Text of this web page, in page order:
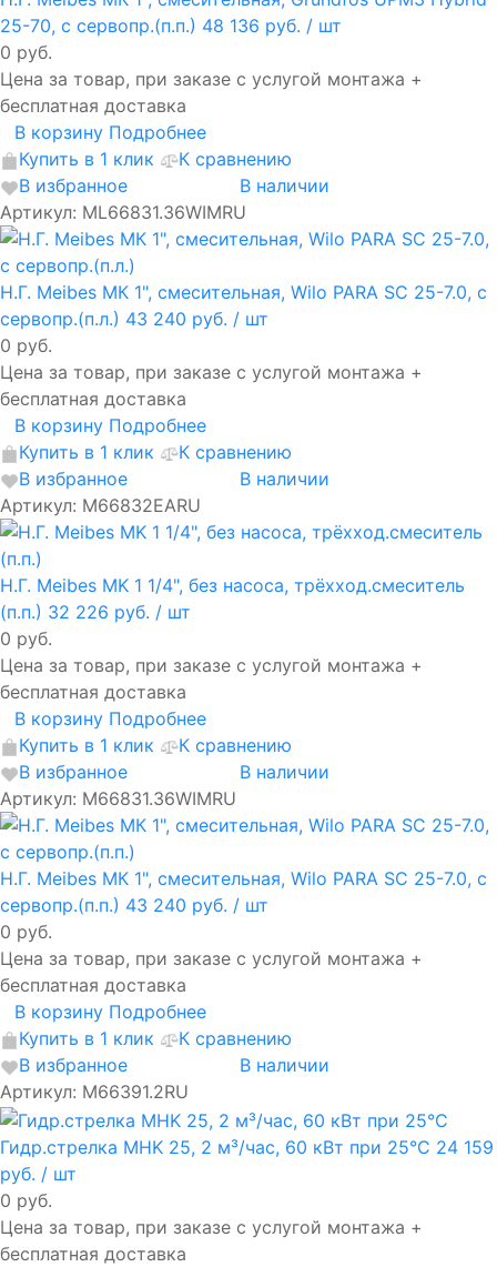
25-70, с сервопр.(п.п.) 48 136 руб. / шт
0 руб.
Цена за товар, при заказе с услугой монтажа +
бесплатная доставка
В корзину Подробнее
Купить в 1 клик
К сравнению
В избранное
В наличии
Артикул: ML66831.36WIMRU
Н.Г. Meibes МК 1", смесительная, Wilo PARA SC 25-7.0, с
сервопр.(п.л.) 43 240 руб. / шт
0 руб.
Цена за товар, при заказе с услугой монтажа +
бесплатная доставка
В корзину Подробнее
Купить в 1 клик
К сравнению
В избранное
В наличии
Артикул: М66832ЕАRU
Н.Г. Meibes MK 1 1/4", без насоса, трёхход.смеситель
(п.п.) 32 226 руб. / шт
0 руб.
Цена за товар, при заказе с услугой монтажа +
бесплатная доставка
В корзину Подробнее
Купить в 1 клик
К сравнению
В избранное
В наличии
Артикул: M66831.36WIMRU
Н.Г. Meibes МК 1", смесительная, Wilo PARA SC 25-7.0, с
сервопр.(п.п.) 43 240 руб. / шт
0 руб.
Цена за товар, при заказе с услугой монтажа +
бесплатная доставка
В корзину Подробнее
Купить в 1 клик
К сравнению
В избранное
В наличии
Артикул: М66391.2RU
Гидр.стрелка MHK 25, 2 м³/час, 60 кВт при 25°С 24 159
руб. / шт
0 руб.
Цена за товар, при заказе с услугой монтажа +
бесплатная доставка